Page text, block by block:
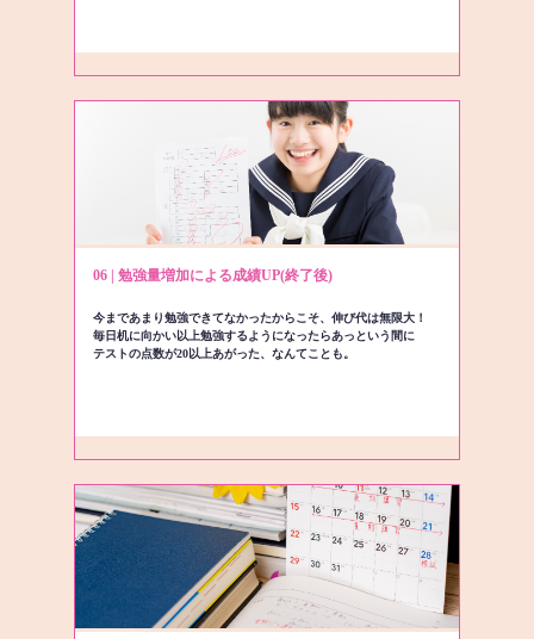
06 | 勉強量増加による成績UP(終了後)
今まであまり勉強できてなかったからこそ、伸び代は無限大！
毎日机に向かい以上勉強するようになったらあっという間に
テストの点数が20以上あがった、なんてことも。